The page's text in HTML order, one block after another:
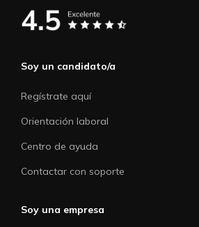
Soy un candidato/a
Regístrate aquí
Orientación laboral
Centro de ayuda
Contactar con soporte
Soy una empresa